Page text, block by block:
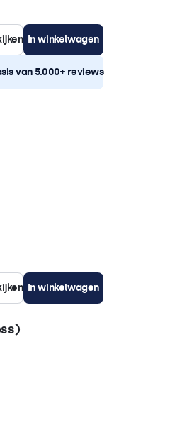
In winkelwagen
van 5.000+ reviews
In winkelwagen